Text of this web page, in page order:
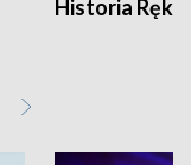
Historia Ręką